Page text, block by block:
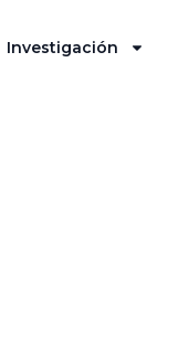
Investigación